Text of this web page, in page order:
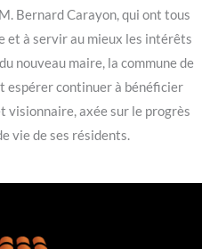
Bernard Carayon, qui ont tous
et à servir au mieux les intérêts
nouveau maire, la commune de
espérer continuer à bénéficier
visionnaire, axée sur le progrès
vie de ses résidents.